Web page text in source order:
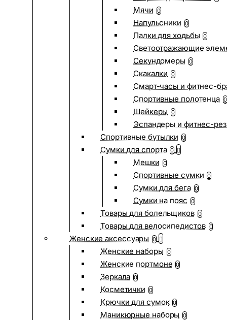
Мячи 0
Напульсники 0
Палки для ходьбы 0
Светоотражающие
Секундомеры 0
Скакалки 0
Смарт-часы и фитнес-
Спортивные полотенца 0
Шейкеры 0
Эспандеры и фитнес-
Спортивные бутылки 0
Сумки для спорта 0
Мешки 0
Спортивные сумки 0
Сумки для бега 0
Сумки на пояс 0
Товары для болельщиков 0
Товары для велосипедистов 0
Женские аксессуары 0
Женские наборы 0
Женские портмоне 0
Зеркала 0
Косметички 0
Крючки для сумок 0
Маникюрные наборы 0